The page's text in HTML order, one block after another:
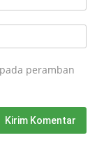
peramban